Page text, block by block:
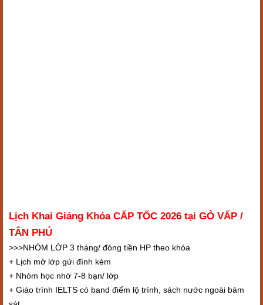
Lịch Khai Giảng Khóa CẤP TỐC 2026 tại GÒ VẤP /
TÂN PHÚ
>>>NHÓM LỚP 3 tháng/ đóng tiền HP theo khóa
+ Lịch mở lớp gửi đính kèm
+ Nhóm học nhờ 7-8 bạn/ lớp
+ Giáo trình IELTS có band điểm lộ trình, sách nước ngoài bám